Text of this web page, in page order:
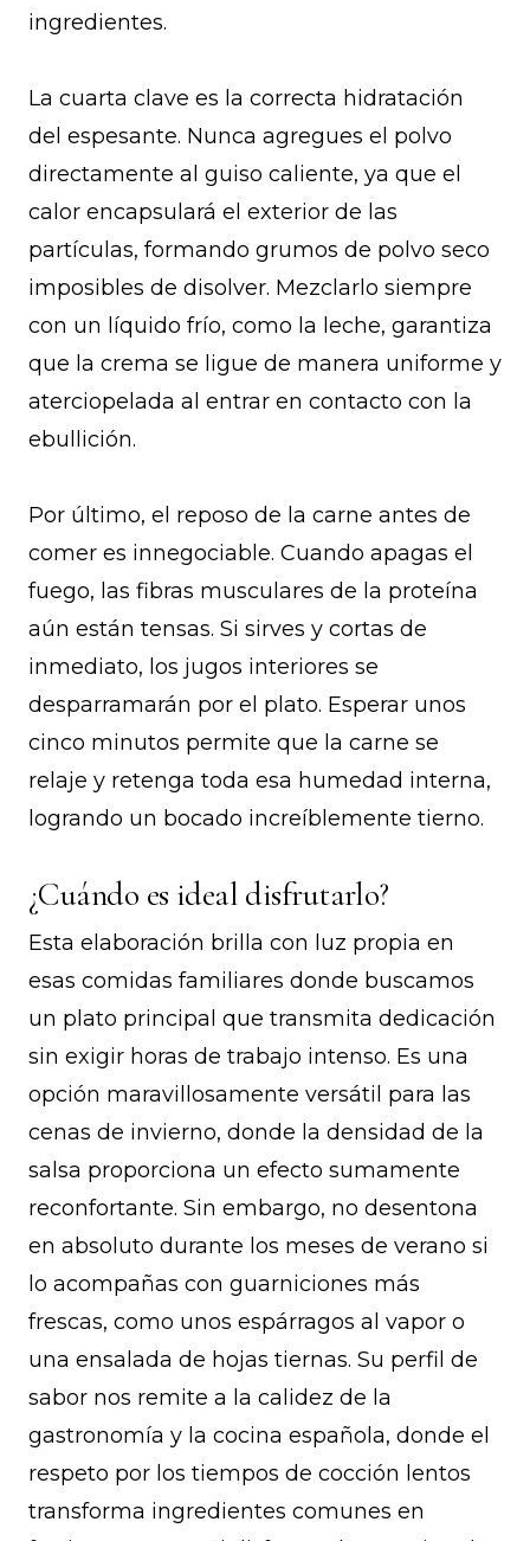
ingredientes.
La cuarta clave es la correcta hidratación
del espesante. Nunca agregues el polvo
directamente al guiso caliente, ya que el
calor encapsulará el exterior de las
partículas, formando grumos de polvo seco
imposibles de disolver. Mezclarlo siempre
con un líquido frío, como la leche, garantiza
que la crema se ligue de manera uniforme y
aterciopelada al entrar en contacto con la
ebullición.
Por último, el reposo de la carne antes de
comer es innegociable. Cuando apagas el
fuego, las fibras musculares de la proteína
aún están tensas. Si sirves y cortas de
inmediato, los jugos interiores se
desparramarán por el plato. Esperar unos
cinco minutos permite que la carne se
relaje y retenga toda esa humedad interna,
logrando un bocado increíblemente tierno.
¿Cuándo es ideal disfrutarlo?
Esta elaboración brilla con luz propia en
esas comidas familiares donde buscamos
un plato principal que transmita dedicación
sin exigir horas de trabajo intenso. Es una
opción maravillosamente versátil para las
cenas de invierno, donde la densidad de la
salsa proporciona un efecto sumamente
reconfortante. Sin embargo, no desentona
en absoluto durante los meses de verano si
lo acompañas con guarniciones más
frescas, como unos espárragos al vapor o
una ensalada de hojas tiernas. Su perfil de
sabor nos remite a la calidez de la
gastronomía y la cocina española, donde el
respeto por los tiempos de cocción lentos
transforma ingredientes comunes en